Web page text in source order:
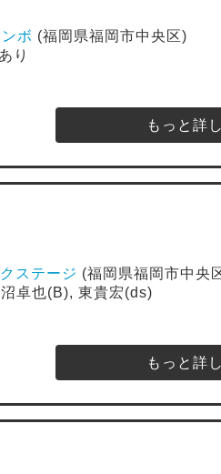
ボ (福岡県福岡市中央区)
り
もっと詳
ステージ (福岡県福岡市中央
卓也(B), 東貴宏(ds)
もっと詳